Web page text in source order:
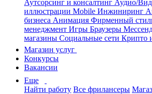
Аутсорсинг и консалтинг Аудио/
иллюстрации Mobile Инжиниринг
бизнеса Анимация Фирменный
менеджмент Игры Браузеры
магазины Социальные сети Крипто
Магазин услуг
Конкурсы
Вакансии
Еще
Найти работу Все фрилансеры